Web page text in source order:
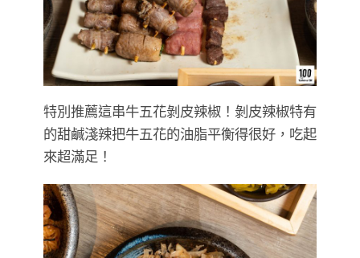
特別推薦這串牛五花剝皮辣椒！剝皮辣椒特有
的甜鹹淺辣把牛五花的油脂平衡得很好，吃起
來超滿足！